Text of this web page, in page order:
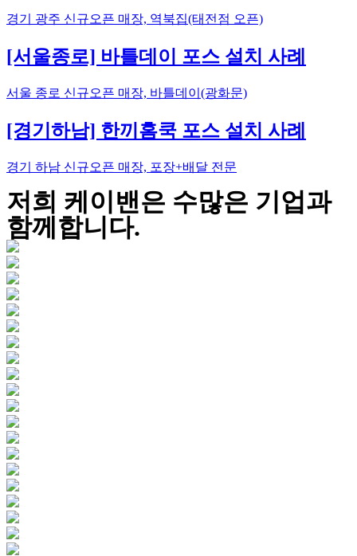
경기 광주 신규오픈 매장, 역북집(태전점 오픈)
[서울종로] 바틀데이 포스 설치 사례
서울 종로 신규오픈 매장, 바틀데이(광화문)
[경기하남] 한끼홈쿡 포스 설치 사례
경기 하남 신규오픈 매장, 포장+배달 전문
저희 케이밴은 수많은 기업과
함께합니다.